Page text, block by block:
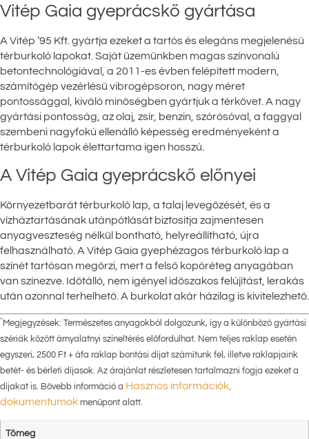
Vitép Gaia gyeprácskő gyártása
A Vitép ’95 Kft. gyártja ezeket a tartós és elegáns megjelenésű
térburkoló lapokat. Saját üzemünkben magas színvonalú
betontechnológiával, a 2011-es évben felépített modern,
számítógép vezérlésű vibrogépsoron, nagy méret
pontossággal, kiváló minőségben gyártjuk a térkövet. A nagy
gyártási pontosság, az olaj, zsír, benzin, szórósóval, a faggyal
szembeni nagyfokú ellenálló képesség eredményeként a
térburkoló lapok élettartama igen hosszú.
A Vitép Gaia gyeprácskő előnyei
Környezetbarát térburkoló lap, a talaj levegőzését, és a
vízháztartásának utánpótlását biztosítja zajmentesen
anyagveszteség nélkül bontható, helyreállítható, újra
felhasználható. A Vitép Gaia gyephézagos térburkoló lap a
színét tartósan megőrzi, mert a felső kopóréteg anyagában
van színezve. Időtálló, nem igényel időszakos felújítást, lerakás
után azonnal terhelhető. A burkolat akár házilag is kivitelezhető.
* Megjegyzések: Természetes anyagokból dolgozunk, így a különböző gyártási
szériák között árnyalatnyi színeltérés előfordulhat. Nem teljes raklap esetén
egyszeri, 2500 Ft + áfa raklap bontási díjat számítunk fel, illetve raklapjaink
betét- és bérleti díjasok. Az árajánlat részletesen tartalmazni fogja ezeket a
díjakat is. Bővebb információ a Hasznos információk,
dokumentumok menüpont alatt.
Tömeg